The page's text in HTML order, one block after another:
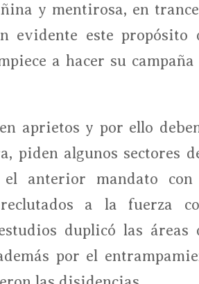
y mentirosa, en
evidente este propósito
a hacer su
aprietos y por ello
piden algunos sectores
el anterior mandato
a la fuerza
duplicó las áreas
por el